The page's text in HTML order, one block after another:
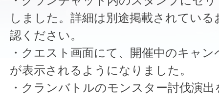
しました。詳細は別途掲載されてい
認ください。
・クエスト画面にて、開催中のキャ
が表示されるようになりました。
・クランバトルのモンスター討伐演